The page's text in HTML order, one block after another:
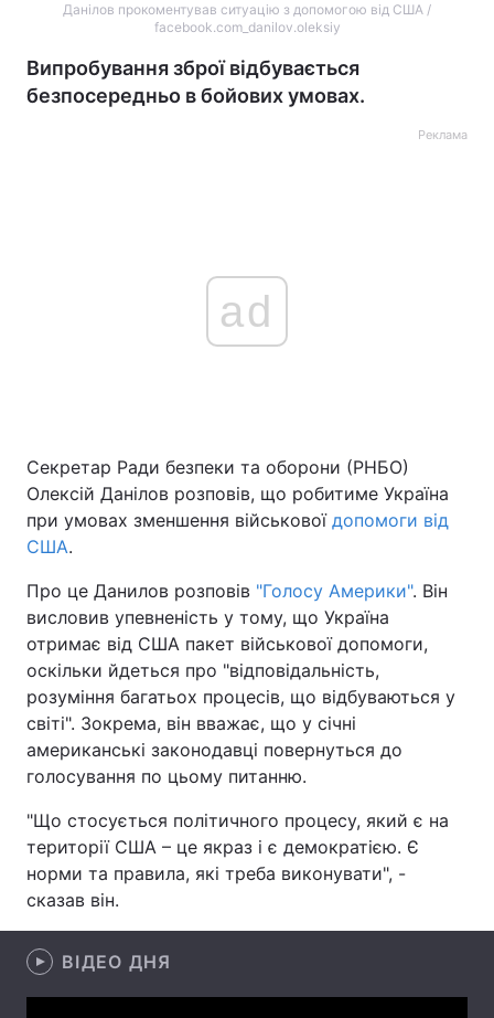
Головна Війна
Україна Політика
Спорт Наука
Техно і зв'язок Лайт
Зброя Інциденти
Здоров'я Туризм
Цікавинки Погода
Екологія Регіони
Лонгріди
Відео з Youtube
Данілов прокоментував ситуацію з допомогою від США /
facebook.com_danilov.oleksiy
Випробування зброї відбувається
безпосередньо в бойових умовах.
Реклама
ad
Секретар Ради безпеки та оборони (РНБО)
Олексій Данілов розповів, що робитиме Україна
при умовах зменшення військової допомоги від
США.
Про це Данилов розповів "Голосу Америки". Він
висловив упевненість у тому, що Україна
отримає від США пакет військової допомоги,
оскільки йдеться про "відповідальність,
розуміння багатьох процесів, що відбуваються у
світі". Зокрема, він вважає, що у січні
американські законодавці повернуться до
голосування по цьому питанню.
"Що стосується політичного процесу, який є на
території США – це якраз і є демократією. Є
норми та правила, які треба виконувати", -
сказав він.
ВІДЕО ДНЯ